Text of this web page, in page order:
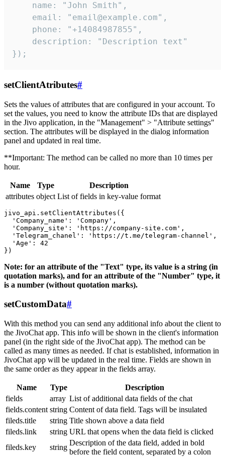
    name: "John Smith",
    email: "email@example.com",
    phone: "+14084987855",
    description: "Description text"
});
setClientAtributes#
Sets the values ​​of attributes that are configured in your account. To
set the values, you need to know the attribute IDs that are displayed
in the Jivo application, in the "Management" > "Attribute settings"
section. The attributes will be displayed in the dialog information
panel and updated in real time.
**Important: The method can be called no more than 10 times per
hour.
Name Type
Description
attributes object List of fields in key-value format
jivo_api.setClientAttributes({
  'Company_name': 'Company',
  'Company_site': 'https://company-site.com',
  'Telegram_chanel': 'https://t.me/telegram-channel',
  'Age': 42
Note: for an attribute of the "Text" type, its value is a string (in
quotation marks), and for an attribute of the "Number" type, it
is a number (without quotation marks).
setCustomData#
With this method you can send any additional info about the client to
the JivoChat app. This info will be shown in the client's information
panel (in the right side of the JivoChat app). The method can be
called as many times as needed. If chat is established, information in
JivoChat app will be updated in the real time. Fields are shown in
the same order as they appear in the fields array.
Name Type
Description
fields
array List of additional data fields of the chat
fields.content string Content of data field. Tags will be insulated
fileds.title
string Title shown above a data field
fileds.link
string URL that opens when the data field is clicked
fileds.key
string
Description of the data field, added in bold
before the field content, separated by a colon